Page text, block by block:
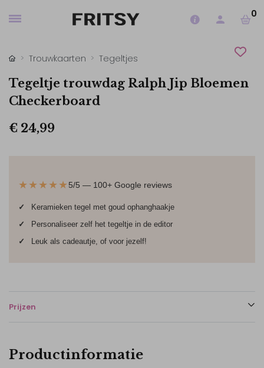
0
Trouwkaarten Tegeltjes
Tegeltje trouwdag Ralph Jip Bloemen
Checkerboard
€ 24,99
★★★★★5/5 — 100+ Google reviews
✓
Keramieken tegel met goud ophanghaakje
✓
Personaliseer zelf het tegeltje in de editor
✓
Leuk als cadeautje, of voor jezelf!
Prijzen
Productinformatie